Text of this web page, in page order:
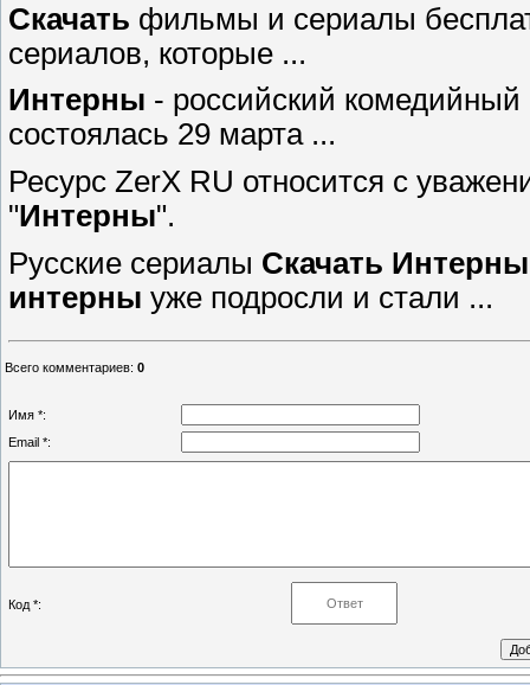
Скачать фильмы и сериалы
сериалов, которые ...
Интерны - российский комедийный
состоялась 29 марта ...
Ресурс ZerX RU относится с
"Интерны".
Русские сериалы Скачать Интерны
интерны уже подросли и стали ...
Всего комментариев: 0
Имя *:
Email *:
Код *: